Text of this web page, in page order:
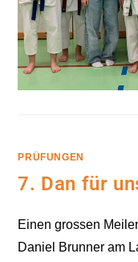
PRÜFUNGEN
7. Dan für
Einen grossen
Daniel Brunner am